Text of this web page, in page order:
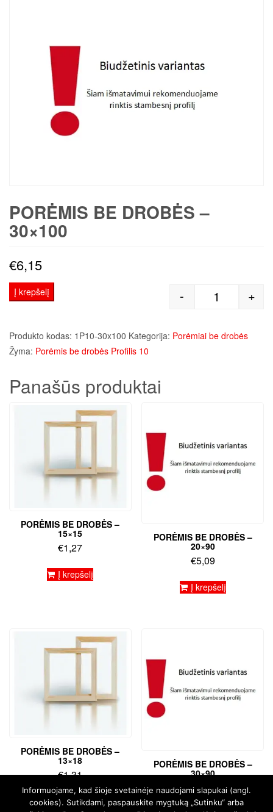
PORĖMIS BE DROBĖS –
30×100
€6,15
produkto
- +
Į krepšelį
Produkto kodas: 1P10-30x100 Kategorija: Porėmiai be drobės
Žyma: Porėmis be drobės Profilis 10
Panašūs produktai
PORĖMIS BE DROBĖS –
15×15
€1,27
Į krepšelį
PORĖMIS BE DROBĖS –
20×90
€5,09
Į krepšelį
PORĖMIS BE DROBĖS –
13×18
€1,31
Į krepšelį
PORĖMIS BE DROBĖS –
30×90
€ 5,72
Informuojame, kad šioje svetainėje naudojami slapukai (angl.
cookies). Sutikdami, paspauskite mygtuką „Sutinku“ arba